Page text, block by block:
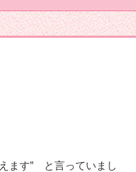
ます” と言っていまし